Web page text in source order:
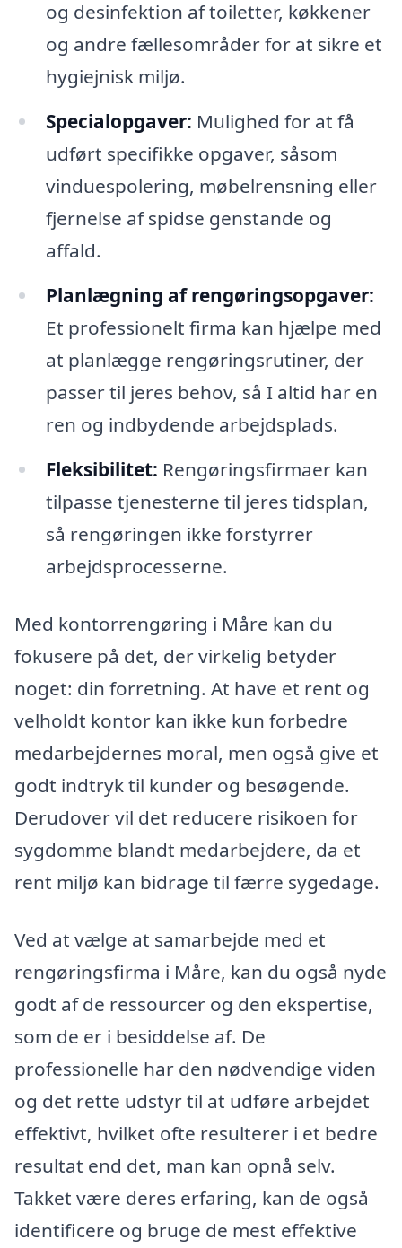
og desinfektion af toiletter, køkkener
og andre fællesområder for at sikre et
hygiejnisk miljø.
Specialopgaver: Mulighed for at få
udført specifikke opgaver, såsom
vinduespolering, møbelrensning eller
fjernelse af spidse genstande og
affald.
Planlægning af rengøringsopgaver:
Et professionelt firma kan hjælpe med
at planlægge rengøringsrutiner, der
passer til jeres behov, så I altid har en
ren og indbydende arbejdsplads.
Fleksibilitet: Rengøringsfirmaer kan
tilpasse tjenesterne til jeres tidsplan,
så rengøringen ikke forstyrrer
arbejdsprocesserne.
Med kontorrengøring i Måre kan du
fokusere på det, der virkelig betyder
noget: din forretning. At have et rent og
velholdt kontor kan ikke kun forbedre
medarbejdernes moral, men også give et
godt indtryk til kunder og besøgende.
Derudover vil det reducere risikoen for
sygdomme blandt medarbejdere, da et
rent miljø kan bidrage til færre sygedage.
Ved at vælge at samarbejde med et
rengøringsfirma i Måre, kan du også nyde
godt af de ressourcer og den ekspertise,
som de er i besiddelse af. De
professionelle har den nødvendige viden
og det rette udstyr til at udføre arbejdet
effektivt, hvilket ofte resulterer i et bedre
resultat end det, man kan opnå selv.
Takket være deres erfaring, kan de også
identificere og bruge de mest effektive